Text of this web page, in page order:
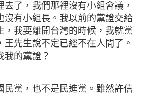
去了，我們那裡沒有小組會議，
沒有小組長。我以前的黨證交給
，我要離開台灣的時候，我就黨
王先生說不定已經不在人間了。
我的黨證？
民黨，也不是民進黨。雖然許信